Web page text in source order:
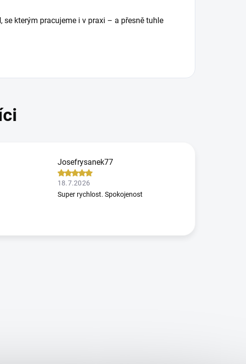
, se kterým pracujeme i v praxi – a přesně tuhle
Josefrysanek77
18.7.2026
Super rychlost. Spokojenost